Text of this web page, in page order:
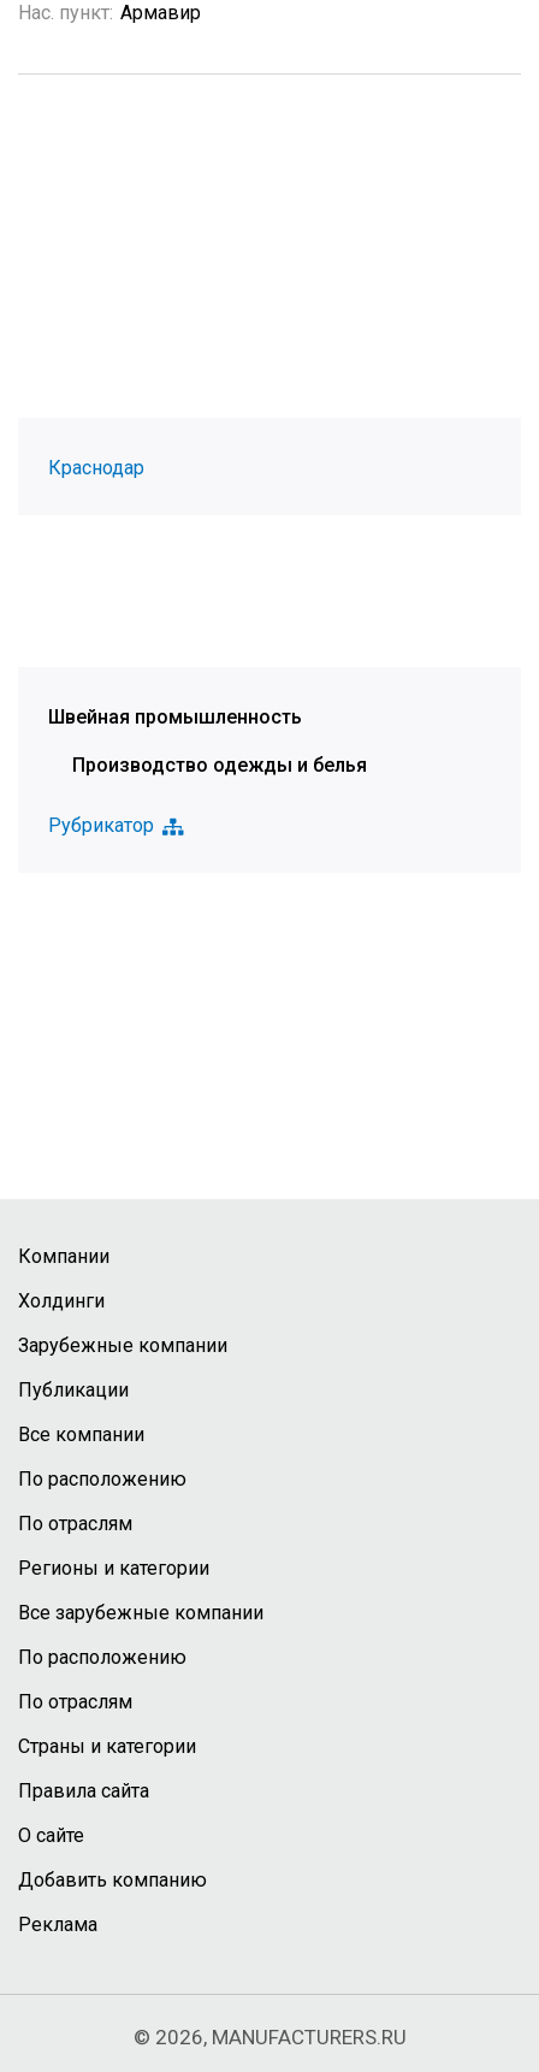
Нас. пункт: Армавир
Краснодар
Швейная промышленность
Производство одежды и белья
Рубрикатор
Компании
Холдинги
Зарубежные компании
Публикации
Все компании
По расположению
По отраслям
Регионы и категории
Все зарубежные компании
По расположению
По отраслям
Страны и категории
Правила сайта
О сайте
Добавить компанию
Реклама
© 2026, MANUFACTURERS.RU